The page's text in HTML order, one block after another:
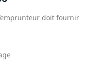
doit fournir